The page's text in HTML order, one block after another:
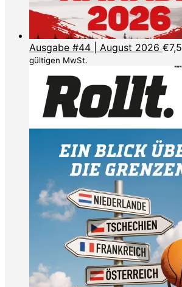
Ausgabe #44 | August 2026 €
gültigen MwSt.